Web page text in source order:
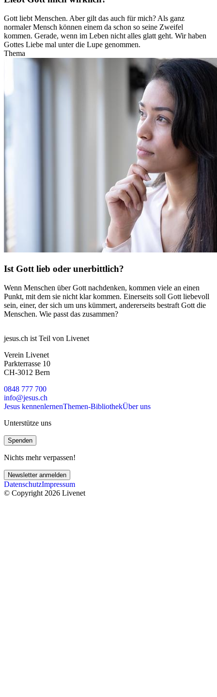
Gott liebt Menschen. Aber gilt das auch für mich? Als ganz
normaler Mensch können einem da schon so seine Zweifel
kommen. Gerade, wenn im Leben nicht alles glatt geht. Wir haben
Gottes Liebe mal unter die Lupe genommen.
Thema
Ist Gott lieb oder unerbittlich?
Wenn Menschen über Gott nachdenken, kommen viele an einen
Punkt, mit dem sie nicht klar kommen. Einerseits soll Gott liebevoll
sein, einer, der sich um uns kümmert, andererseits bestraft Gott die
Menschen. Wie passt das zusammen?
jesus.ch ist Teil von Livenet
Verein Livenet
Parkterrasse 10
CH-3012 Bern
0848 777 700
info@jesus.ch
Jesus kennenlernenThemen-BibliothekÜber uns
Unterstütze uns
Spenden
Nichts mehr verpassen!
Newsletter anmelden
DatenschutzImpressum
© Copyright 2026 Livenet